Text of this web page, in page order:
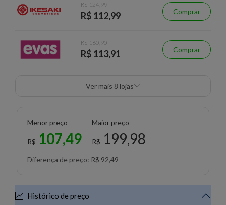
R$ 124,99
R$ 112,99 Comprar
R$ 160,90
R$ 113,91 Comprar
Ver mais 8 lojas
Menor preço
R$ 107,49
Maior preço
R$ 199,98
Diferença de preço: R$ 92,49
Histórico de preço